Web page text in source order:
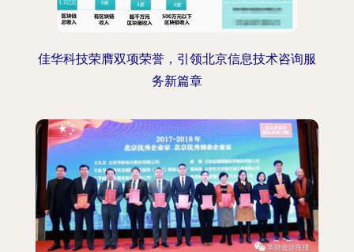
佳华科技荣膺双项荣誉，引领北京信息技术咨询服
务新篇章